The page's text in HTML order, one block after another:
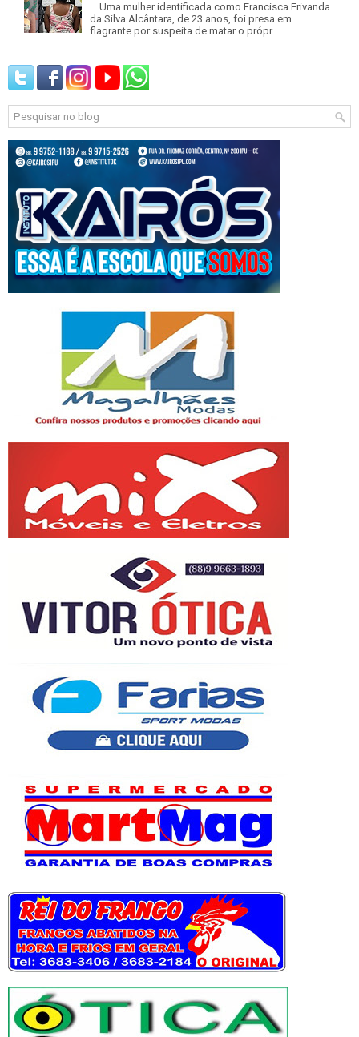
Uma mulher identificada como Francisca Erivanda
da Silva Alcântara, de 23 anos, foi presa em
flagrante por suspeita de matar o própr...